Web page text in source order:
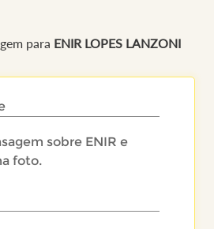
para ENIR LOPES LANZONI